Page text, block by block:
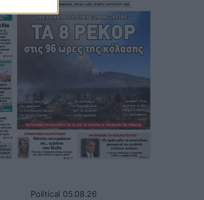
Political 05.08.26